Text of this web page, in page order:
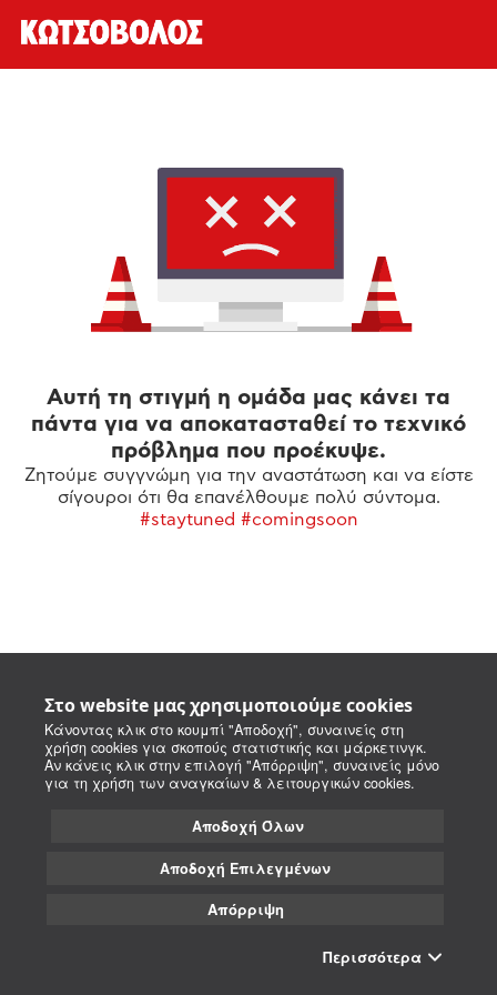
Στο website μας χρησιμοποιούμε cookies
Κάνοντας κλικ στο κουμπί "Αποδοχή", συναινείς στη
χρήση cookies για σκοπούς στατιστικής και μάρκετινγκ.
Αν κάνεις κλικ στην επιλογή "Απόρριψη", συναινείς μόνο
για τη χρήση των αναγκαίων & λειτουργικών cookies.
Αποδοχή Όλων
Αποδοχή Επιλεγμένων
Απόρριψη
Περισσότερα
Αυτή τη στιγμή η ομάδα μας κάνει τα
πάντα για να αποκατασταθεί το τεχνικό
πρόβλημα που προέκυψε.
Ζητούμε συγγνώμη για την αναστάτωση και να είστε
σίγουροι ότι θα επανέλθουμε πολύ σύντομα.
#staytuned #comingsoon